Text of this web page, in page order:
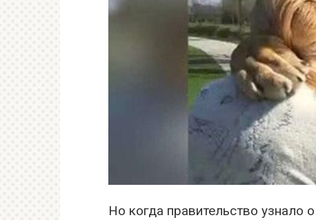
Но когда правительство узнало